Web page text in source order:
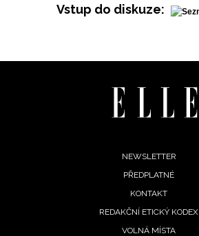
Vstup do diskuze:
NEWSLETTER
PŘEDPLATNÉ
KONTAKT
REDAKČNÍ ETICKÝ KODEX
VOLNÁ MÍSTA